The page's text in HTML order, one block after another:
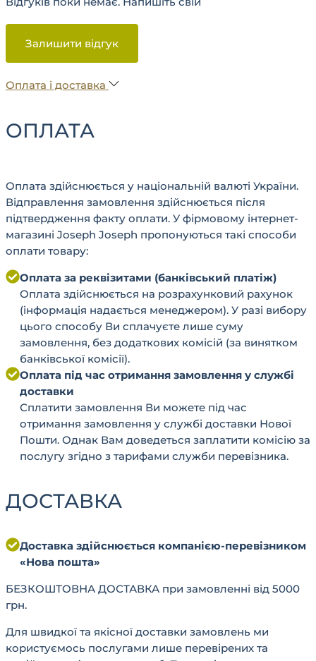
Залишити відгук
Оплата і доставка
ОПЛАТА
Оплата здійснюється у національній валюті України.
Відправлення замовлення здійснюється після
підтвердження факту оплати. У фірмовому інтернет-
магазині Joseph Joseph пропонуються такі способи
оплати товару:
Оплата за реквізитами (банківський платіж)
Оплата здійснюється на розрахунковий рахунок
(інформація надається менеджером). У разі вибору
цього способу Ви сплачуєте лише суму
замовлення, без додаткових комісій (за винятком
банківської комісії).
Оплата під час отримання замовлення у службі
доставки
Сплатити замовлення Ви можете під час
отримання замовлення у службі доставки Нової
Пошти. Однак Вам доведеться заплатити комісію за
послугу згідно з тарифами служби перевізника.
ДОСТАВКА
Доставка здійснюється компанією-перевізником
«Нова пошта»
БЕЗКОШТОВНА ДОСТАВКА при замовленні від 5000
грн.
Для швидкої та якісної доставки замовлень ми
користуємось послугами лише перевірених та